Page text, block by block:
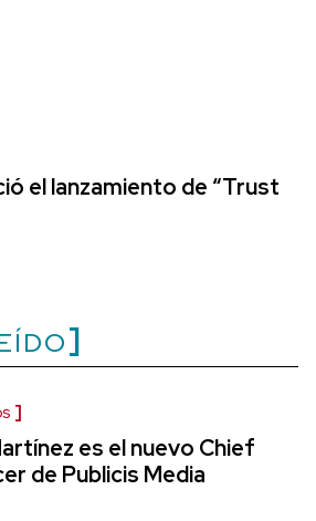
el lanzamiento de “Trust
es el nuevo Chief
de Publicis Media